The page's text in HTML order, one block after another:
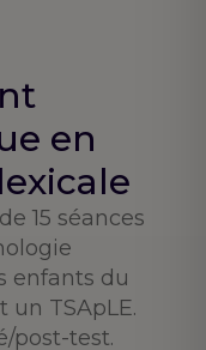
en
15 séances
enfants du
un TSApLE.
post-test.